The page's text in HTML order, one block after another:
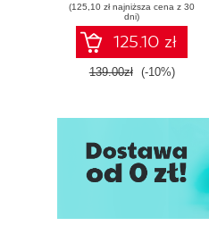
(125,10 zł najniższa cena z 30
dni)
125.10 zł
139.00zł (-10%)